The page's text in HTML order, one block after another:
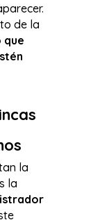
de la
que
la
la